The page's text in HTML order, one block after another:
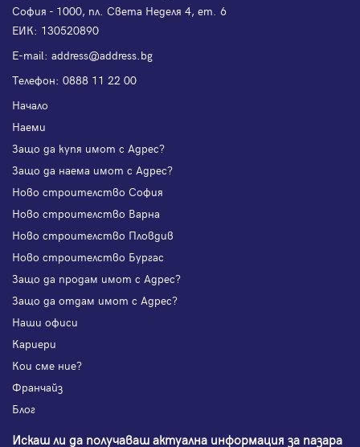
София - 1000, пл. Света Неделя 4, ет. 6
ЕИК: 130520890
Е-mail: address@address.bg
Телефон: 0888 11 22 00
Начало
Наеми
Защо да купя имот с Адрес?
Защо да наема имот с Адрес?
Ново строителство София
Ново строителство Варна
Ново строителство Пловдив
Ново строителство Бургас
Защо да продам имот с Адрес?
Защо да отдам имот с Адрес?
Наши офиси
Кариери
Кои сме ние?
Франчайз
Блог
Искаш ли да получаваш актуална информация за пазара